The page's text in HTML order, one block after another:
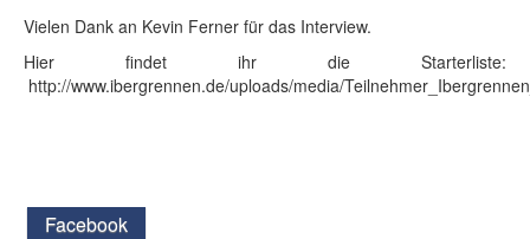
Vielen Dank an Kevin Ferner für das Interview.
Hier findet ihr die Starterliste:
http://www.ibergrennen.de/uploads/media/
Facebook